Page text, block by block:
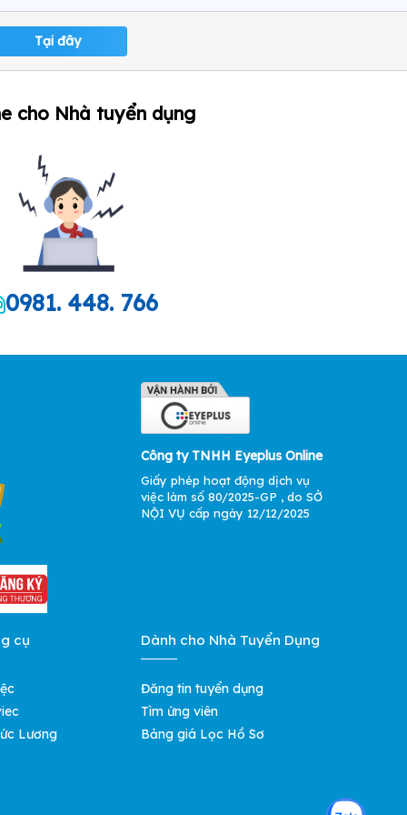
Tại đây
cho Nhà tuyển dụng
0981. 448. 766
Công ty TNHH Eyeplus Online
Giấy phép hoạt động dịch vụ
việc làm số 80/2025-GP , do SỞ
NỘI VỤ cấp ngày 12/12/2025
cụ
Lương
Dành cho Nhà Tuyển Dụng
Đăng tin tuyển dụng
Tìm ứng viên
Bảng giá Lọc Hồ Sơ